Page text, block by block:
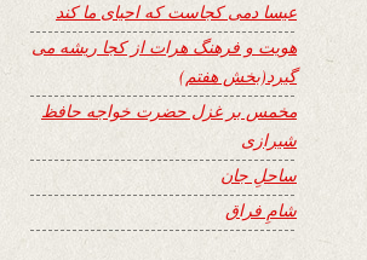
عیسا دمی کجاست که احیای ما کند
هویت و فرهنگ هرات از کجا ریشه می
گیرد(بخش هفتم)
مخمس بر غزل حضرت خواجه حافظ
شیرازی
ساحلِ جان
شامِ فراق